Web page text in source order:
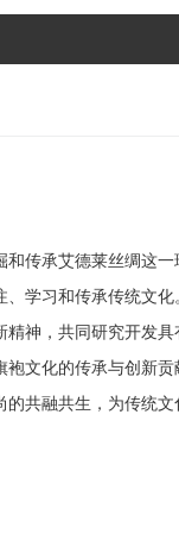
传承艾德莱丝绸这一
、学习和传承传统文化
精神，共同研究开发具
文化的传承与创新贡
共融共生，为传统文